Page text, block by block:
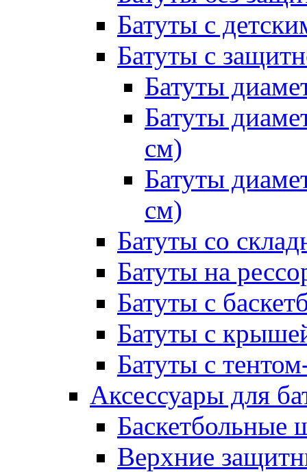
Батуты с
Батуты с
Батуты
Батуты
см)
Батуты
см)
Батуты со
Батуты на
Батуты с
Батуты с
Батуты с
Аксессуары для
Баскетбольные
Верхние